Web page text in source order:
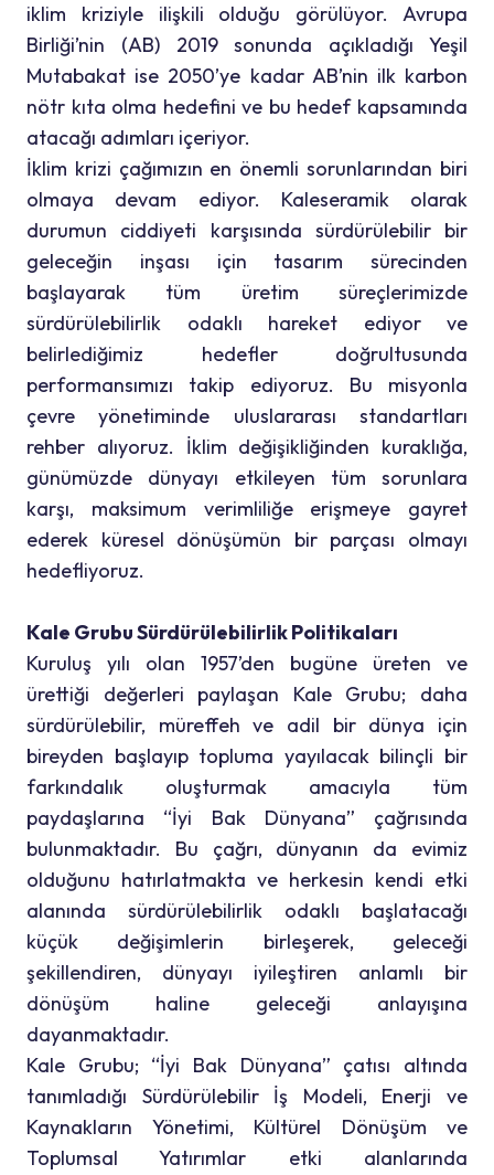
iklim kriziyle ilişkili olduğu görülüyor. Avrupa
Birliği’nin (AB) 2019 sonunda açıkladığı Yeşil
Mutabakat ise 2050’ye kadar AB’nin ilk karbon
nötr kıta olma hedefini ve bu hedef kapsamında
atacağı adımları içeriyor.
İklim krizi çağımızın en önemli sorunlarından biri
olmaya devam ediyor. Kaleseramik olarak
durumun ciddiyeti karşısında sürdürülebilir bir
geleceğin inşası için tasarım sürecinden
başlayarak tüm üretim süreçlerimizde
sürdürülebilirlik odaklı hareket ediyor ve
belirlediğimiz hedefler doğrultusunda
performansımızı takip ediyoruz. Bu misyonla
çevre yönetiminde uluslararası standartları
rehber alıyoruz. İklim değişikliğinden kuraklığa,
günümüzde dünyayı etkileyen tüm sorunlara
karşı, maksimum verimliliğe erişmeye gayret
ederek küresel dönüşümün bir parçası olmayı
hedefliyoruz.
Kale Grubu Sürdürülebilirlik Politikaları
Kuruluş yılı olan 1957’den bugüne üreten ve
ürettiği değerleri paylaşan Kale Grubu; daha
sürdürülebilir, müreffeh ve adil bir dünya için
bireyden başlayıp topluma yayılacak bilinçli bir
farkındalık oluşturmak amacıyla tüm
paydaşlarına “İyi Bak Dünyana” çağrısında
bulunmaktadır. Bu çağrı, dünyanın da evimiz
olduğunu hatırlatmakta ve herkesin kendi etki
alanında sürdürülebilirlik odaklı başlatacağı
küçük değişimlerin birleşerek, geleceği
şekillendiren, dünyayı iyileştiren anlamlı bir
dönüşüm haline geleceği anlayışına
dayanmaktadır.
Kale Grubu; “İyi Bak Dünyana” çatısı altında
tanımladığı Sürdürülebilir İş Modeli, Enerji ve
Kaynakların Yönetimi, Kültürel Dönüşüm ve
Toplumsal Yatırımlar etki alanlarında